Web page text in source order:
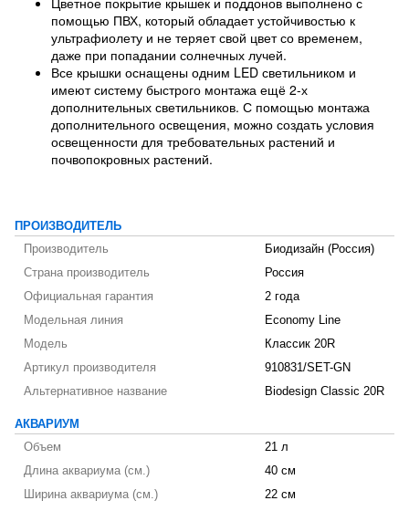
помощью ПВХ, который обладает устойчивостью к
ультрафиолету и не теряет свой цвет со временем,
даже при попадании солнечных лучей.
Все крышки оснащены одним LED светильником и
имеют систему быстрого монтажа ещё 2-х
дополнительных светильников. С помощью монтажа
дополнительного освещения, можно создать условия
освещенности для требовательных растений и
почвопокровных растений.
ПРОИЗВОДИТЕЛЬ
Производитель
Биодизайн (Россия)
Страна производитель
Россия
Официальная гарантия
2 года
Модельная линия
Economy Line
Модель
Классик 20R
Артикул производителя
910831/SET-GN
Альтернативное название
Biodesign Classic 20R
АКВАРИУМ
Объем
21 л
Длина аквариума (см.)
40 см
Ширина аквариума (см.)
22 см